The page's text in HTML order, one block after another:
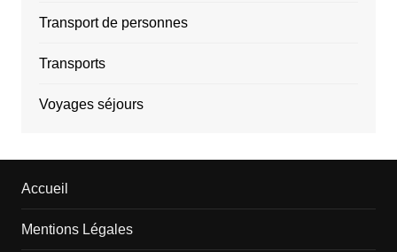
Transport de personnes
Transports
Voyages séjours
Accueil
Mentions Légales